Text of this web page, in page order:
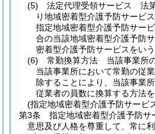
(5)
法定代理受領サービス 法
り地域密着型介護予防サービ
指定地域密着型介護予防サー
合の当該地域密着型介護予防
密着型介護予防サービスをいう
(6)
常勤換算方法 当該事業所
当該事業所において常勤の従
除することにより、当該事業
従業者の員数に換算する方法を
(指定地域密着型介護予防サービ
第3条
指定地域密着型介護予防
意思及び人格を尊重して、常に